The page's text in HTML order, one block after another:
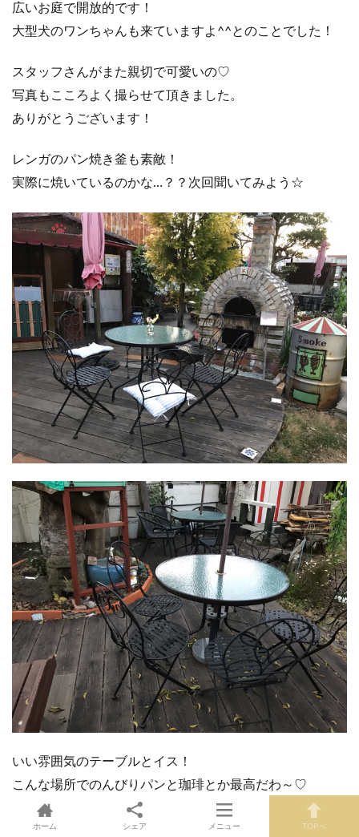
広いお庭で開放的です！
大型犬のワンちゃんも来ていますよ^^とのことでした！
スタッフさんがまた親切で可愛いの♡
写真もこころよく撮らせて頂きました。
ありがとうございます！
レンガのパン焼き釜も素敵！
実際に焼いているのかな…？？次回聞いてみよう☆
いい雰囲気のテーブルとイス！
こんな場所でのんびりパンと珈琲とか最高だわ～♡
ホーム シェア メニュー TOPへ